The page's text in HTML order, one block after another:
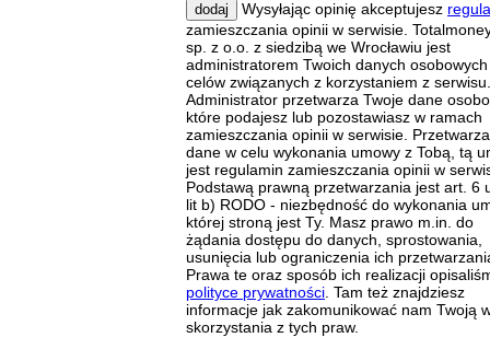
dodaj Wysyłając opinię akceptujesz
zamieszczania opinii w serwisie.
sp. z o.o. z siedzibą we Wrocławiu jest
administratorem Twoich danych
celów związanych z korzystaniem z serwisu.
Administrator przetwarza Twoje dane
które podajesz lub pozostawiasz w ramach
zamieszczania opinii w serwisie.
dane w celu wykonania umowy z Tobą, tą
jest regulamin zamieszczania opinii w
Podstawą prawną przetwarzania jest art. 6
lit b) RODO - niezbędność do wykonania
której stroną jest Ty. Masz prawo m.in. do
żądania dostępu do danych, sprostowania,
usunięcia lub ograniczenia ich
Prawa te oraz sposób ich realizacji
polityce prywatności. Tam też znajdziesz
informacje jak zakomunikować nam Twoją
skorzystania z tych praw.